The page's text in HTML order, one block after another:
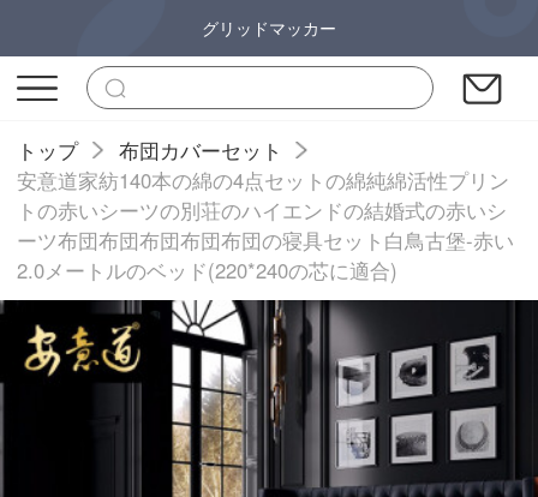
グリッドマッカー
トップ
布団カバーセット
安意道家紡140本の綿の4点セットの綿純綿活性プリン
トの赤いシーツの別荘のハイエンドの結婚式の赤いシ
ーツ布団布団布団布団布団の寝具セット白鳥古堡-赤い
2.0メートルのベッド(220*240の芯に適合)